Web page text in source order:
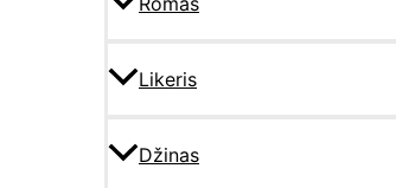
Likeris
Džinas